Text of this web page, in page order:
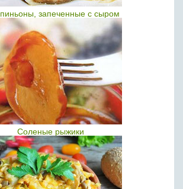
запеченные с сыром
Соленые рыжики